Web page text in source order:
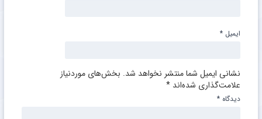
نشانی ایمیل شما منتشر نخواهد شد. بخش‌های موردنیاز
علامت‌گذاری شده‌اند *
دیدگاه *
ایمیل *